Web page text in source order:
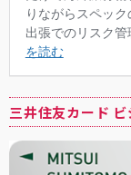
三井住友カード ビ